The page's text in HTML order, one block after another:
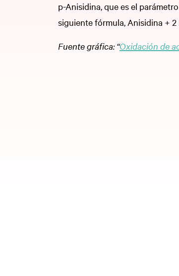
p-Anisidina, que es el
siguiente fórmula, Anisidina +
Fuente gráfica: “Oxidación de